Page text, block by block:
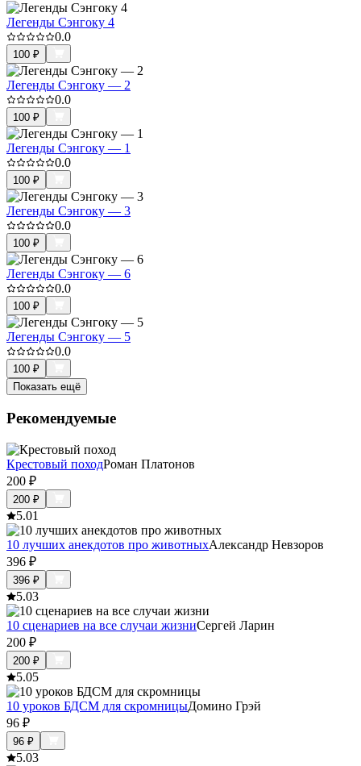
Легенды Сэнгоку 4
0.0
100 ₽
Легенды Сэнгоку — 2
0.0
100 ₽
Легенды Сэнгоку — 1
0.0
100 ₽
Легенды Сэнгоку — 3
0.0
100 ₽
Легенды Сэнгоку — 6
0.0
100 ₽
Легенды Сэнгоку — 5
0.0
100 ₽
Показать ещё
Рекомендуемые
Крестовый походРоман Платонов
200 ₽
200 ₽
5.01
10 лучших анекдотов про животныхАлександр Невзоров
396 ₽
396 ₽
5.03
10 сценариев на все случаи жизниСергей Ларин
200 ₽
200 ₽
5.05
10 уроков БДСМ для скромницыДомино Грэй
96 ₽
96 ₽
5.03